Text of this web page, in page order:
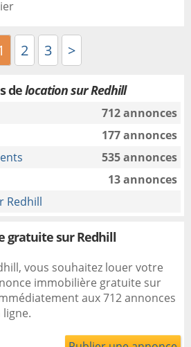
2 3 >
delocation sur Redhill
712 annonces
177 annonces
535 annonces
13 annonces
Redhill
gratuite sur Redhill
vous souhaitez louer votre
immobilière gratuite sur
aux 712 annonces